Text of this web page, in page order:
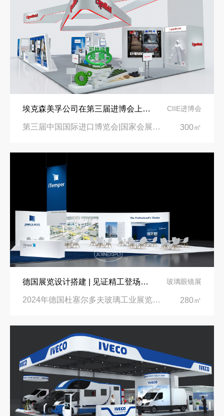
埃克森美孚公司在第三届进博会上展示非凡的展台搭建设计 CIIE进博会
第三届中国国际进口博览会|国家会展中心 300㎡
德国展览设计搭建 | 见证精工登场玻璃工业展览会 Glasstec 2024 玻璃眼镜展
2024年德国杜塞尔多夫玻璃工业展览会Glasstec|德国杜塞尔多夫会展中心 280㎡